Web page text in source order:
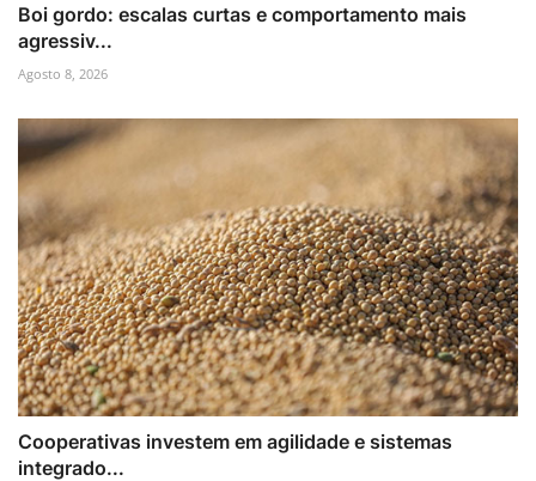
Boi gordo: escalas curtas e comportamento mais
agressiv...
Agosto 8, 2026
Cooperativas investem em agilidade e sistemas
integrado...